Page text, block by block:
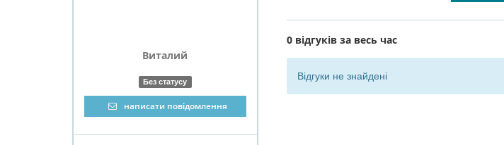
Виталий
Без статусу
написати повідомлення
0 відгуків за весь час
Відгуки не знайдені